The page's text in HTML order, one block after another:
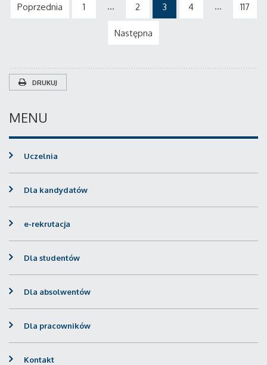
Poprzednia 1 ... 2 3 4 ... 117
Następna
DRUKUJ
MENU
Uczelnia
Dla kandydatów
e-rekrutacja
Dla studentów
Dla absolwentów
Dla pracowników
Kontakt